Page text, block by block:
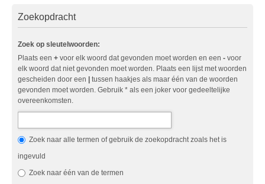
Zoekopdracht
Zoek op sleutelwoorden:
Plaats een + voor elk woord dat gevonden moet worden en een - voor
elk woord dat niet gevonden moet worden. Plaats een lijst met woorden
gescheiden door een | tussen haakjes als maar één van de woorden
gevonden moet worden. Gebruik * als een joker voor gedeeltelijke
overeenkomsten.
Zoek naar alle termen of gebruik de zoekopdracht zoals het is
ingevuld
Zoek naar één van de termen